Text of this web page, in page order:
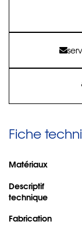
Fiche
Matériaux
Descriptif
technique
Fabrication